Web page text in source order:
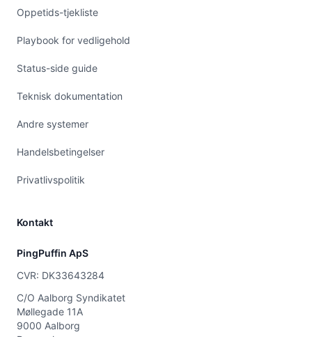
Oppetids-tjekliste
Playbook for vedligehold
Status-side guide
Teknisk dokumentation
Andre systemer
Handelsbetingelser
Privatlivspolitik
Kontakt
PingPuffin ApS
CVR: DK33643284
C/O Aalborg Syndikatet
Møllegade 11A
9000 Aalborg